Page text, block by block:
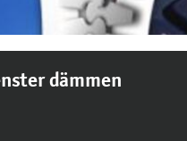
dämmen